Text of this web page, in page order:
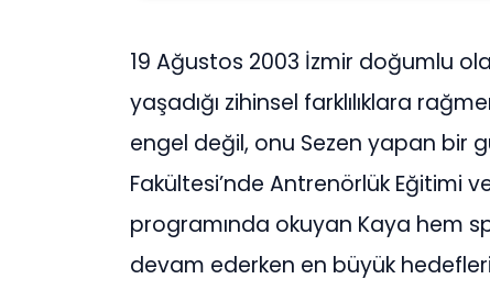
19 Ağustos 2003 İzmir doğumlu
yaşadığı zihinsel farklılıklara
engel değil, onu Sezen yapan bir
Fakültesi’nde Antrenörlük Eğitimi
programında okuyan Kaya hem
devam ederken en büyük